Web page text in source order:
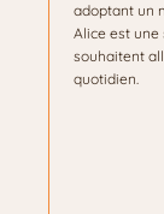
adoptant un
Alice est une
souhaitent
quotidien.